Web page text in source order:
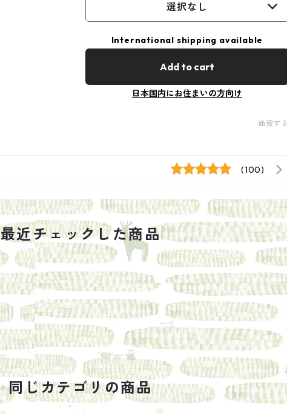
選択なし
International shipping available
Add to cart
日本国内にお住まいの方向け
通報する
(100)
最近チェックした商品
同じカテゴリの商品